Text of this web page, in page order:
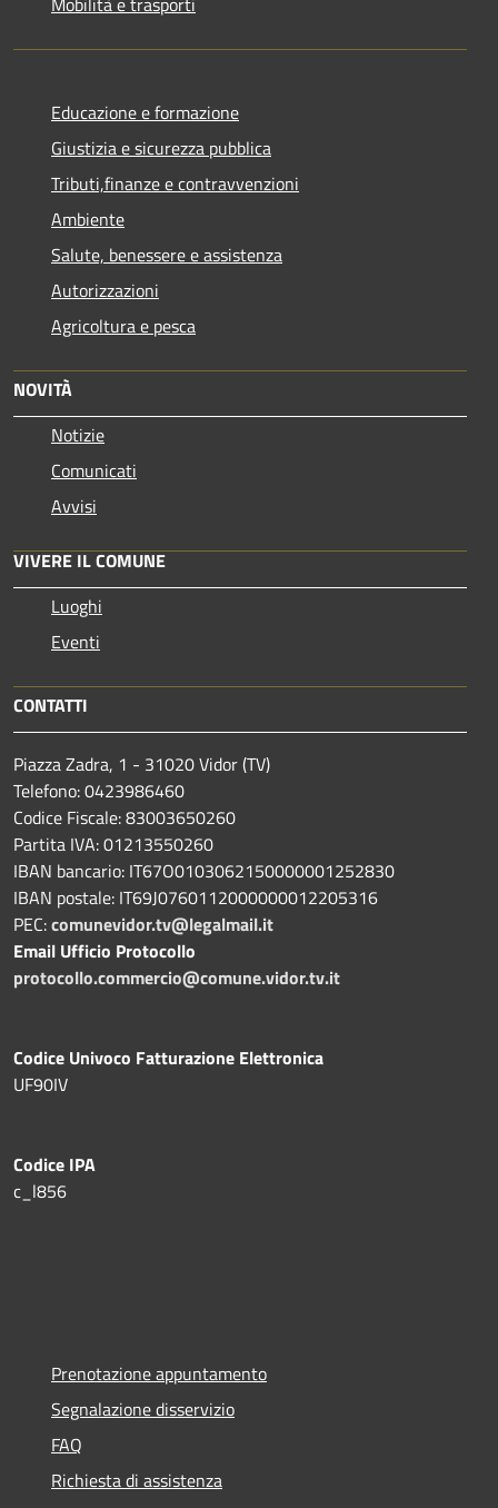
Educazione e formazione
Giustizia e sicurezza pubblica
Tributi,finanze e contravvenzioni
Ambiente
Salute, benessere e assistenza
Autorizzazioni
Agricoltura e pesca
NOVITÀ
Notizie
Comunicati
Avvisi
VIVERE IL COMUNE
Luoghi
Eventi
CONTATTI
Piazza Zadra, 1 - 31020 Vidor (TV)
Telefono: 0423986460
Codice Fiscale: 83003650260
Partita IVA: 01213550260
IBAN bancario: IT67O0103062150000001252830
IBAN postale: IT69J0760112000000012205316
PEC:comunevidor.tv@legalmail.it
Email Ufficio Protocollo
protocollo.commercio@comune.vidor.tv.it
Codice Univoco Fatturazione Elettronica
UF90IV
Codice IPA
c_l856
Prenotazione appuntamento
Segnalazione disservizio
FAQ
Richiesta di assistenza